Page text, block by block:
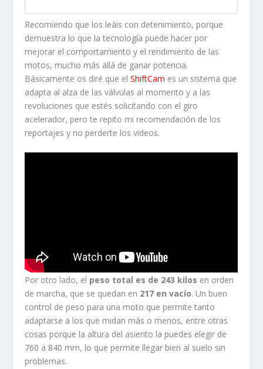
Recomiendo que los leáis con detenimiento, porque
demuestra lo que la tecnología puede hacer por
mejorar el comportamiento y el rendimiento de las
motos, mucho más allá de ganar potencia.
Básicamente os diré que elShiftCam es un sistema que
adapta al alza de las válvulas al momento y a las
revoluciones que estés solicitando con el giro
acelerador, pero te repito mi recomendación de los
reportajes y no perderte los videos.
Por otro lado, el peso total es de 243 kilos en orden
de marcha, que se quedan en 217 en vacío. Un buen
control de peso para una moto que permite tanto
adaptarse a los que midan más o menos, entre otras
cosas porque la altura del asiento la puedes elegir de
760 a 840 mm, lo que permite llegar bien al suelo sin
problemas.